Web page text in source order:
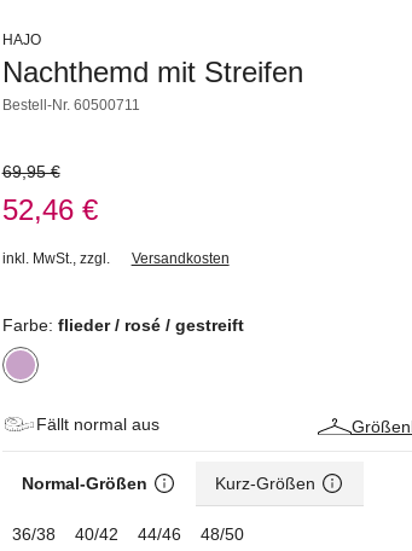
HAJO
Nachthemd mit Streifen
Bestell-Nr. 60500711
69,95 €
52,46 €
inkl. MwSt., zzgl. Versandkosten
Farbe: flieder / rosé / gestreift
Fällt normal aus
Normal-Größen Kurz-Größen
36/38 40/42 44/46 48/50